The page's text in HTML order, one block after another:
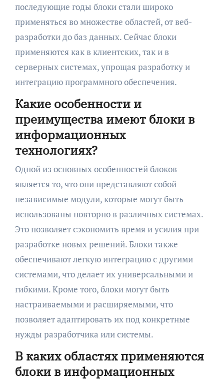
последующие годы блоки стали широко
применяться во множестве областей, от веб-
разработки до баз данных. Сейчас блоки
применяются как в клиентских, так и в
серверных системах, упрощая разработку и
интеграцию программного обеспечения.
Какие особенности и
преимущества имеют блоки в
информационных
технологиях?
Одной из основных особенностей блоков
является то, что они представляют собой
независимые модули, которые могут быть
использованы повторно в различных системах.
Это позволяет сэкономить время и усилия при
разработке новых решений. Блоки также
обеспечивают легкую интеграцию с другими
системами, что делает их универсальными и
гибкими. Кроме того, блоки могут быть
настраиваемыми и расширяемыми, что
позволяет адаптировать их под конкретные
нужды разработчика или системы.
В каких областях применяются
блоки в информационных